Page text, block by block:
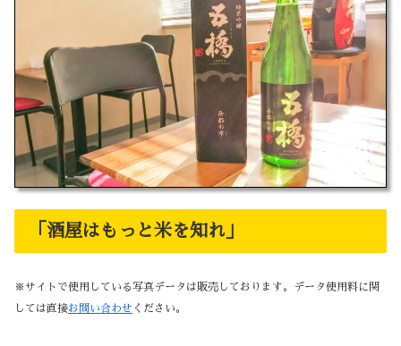
「酒屋はもっと米を知れ」
※サイトで使用している写真データは販売しております。データ使用料に関
しては直接お問い合わせ ください。